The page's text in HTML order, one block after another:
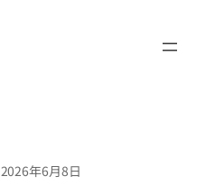
2026年6月8日